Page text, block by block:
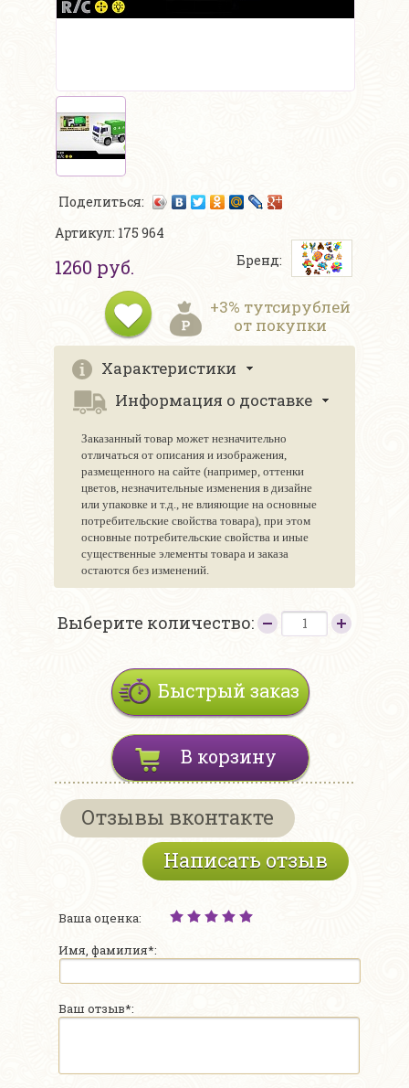
Поделиться:
Артикул: 175 964
1260 руб. Бренд:
+3% тутсирублей
от покупки
Характеристики
Информация о доставке
Заказанный товар может незначительно
отличаться от описания и изображения,
размещенного на сайте (например, оттенки
цветов, незначительные изменения в дизайне
или упаковке и т.д., не влияющие на основные
потребительские свойства товара), при этом
основные потребительские свойства и иные
существенные элементы товара и заказа
остаются без изменений.
Выберите количество:
Быстрый заказ
В корзину
Отзывы вконтакте
Написать отзыв
Ваша оценка:
Имя, фамилия*:
Ваш отзыв*: